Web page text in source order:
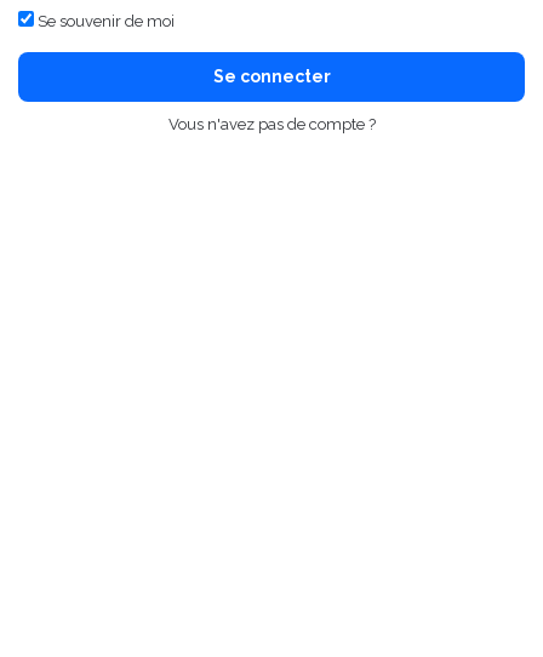
Se souvenir de moi
Se connecter
Vous n'avez pas de compte ?